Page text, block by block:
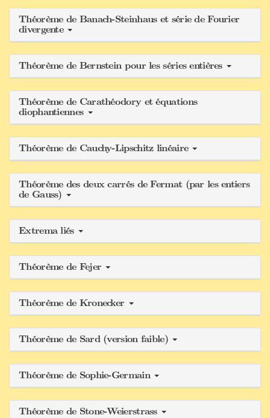
Théorème de Banach-Steinhaus et série de Fourier
divergente
Théorème de Bernstein pour les séries entières
Théorème de Carathéodory et équations
diophantiennes
Théorème de Cauchy-Lipschitz linéaire
Théorème des deux carrés de Fermat (par les entiers
de Gauss)
Extrema liés
Théorème de Fejer
Théorème de Kronecker
Théorème de Sard (version faible)
Théorème de Sophie-Germain
Théorème de Stone-Weierstrass